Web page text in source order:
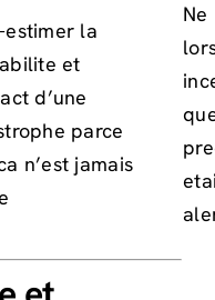
estimer la
et
d’une
parce
n’est jamais
Ne